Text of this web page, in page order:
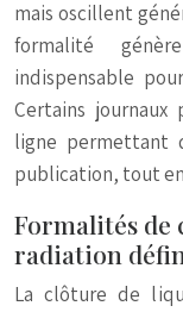
mais oscillent
formalité
indispensable
Certains journaux
ligne permettant
publication, tout
Formalités
radiation
La clôture de